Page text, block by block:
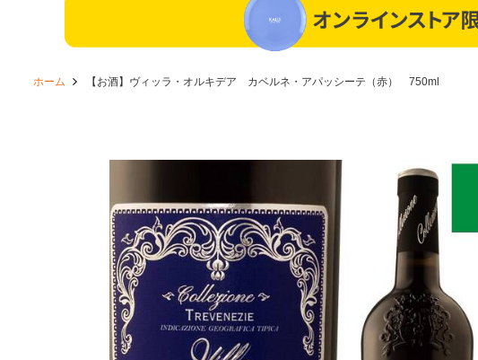
ホーム 【お酒】ヴィッラ・オルキデア カベルネ・アパッシーテ（赤） 750ml